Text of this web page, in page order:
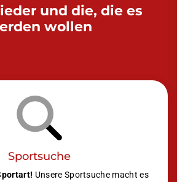
und die, die es
wollen
Sportsuche
Unsere Sportsuche macht es